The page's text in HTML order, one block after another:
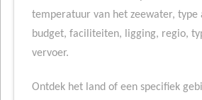
temperatuur van het zeewater, type
budget, faciliteiten, ligging, regio,
vervoer.
Ontdek het land of een specifiek